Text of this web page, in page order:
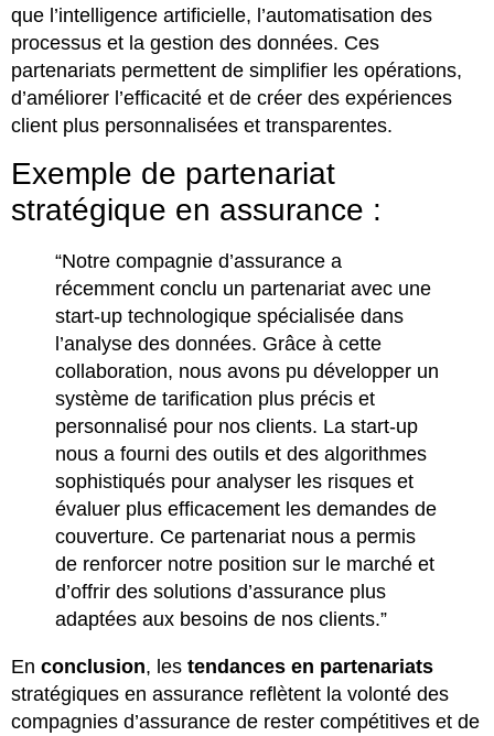
que l’intelligence artificielle, l’automatisation des
processus et la gestion des données. Ces
partenariats permettent de simplifier les opérations,
d’améliorer l’efficacité et de créer des expériences
client plus personnalisées et transparentes.
Exemple de partenariat
stratégique en assurance :
“Notre compagnie d’assurance a
récemment conclu un partenariat avec une
start-up technologique spécialisée dans
l’analyse des données. Grâce à cette
collaboration, nous avons pu développer un
système de tarification plus précis et
personnalisé pour nos clients. La start-up
nous a fourni des outils et des algorithmes
sophistiqués pour analyser les risques et
évaluer plus efficacement les demandes de
couverture. Ce partenariat nous a permis
de renforcer notre position sur le marché et
d’offrir des solutions d’assurance plus
adaptées aux besoins de nos clients.”
En conclusion, les tendances en partenariats
stratégiques en assurance reflètent la volonté des
compagnies d’assurance de rester compétitives et de